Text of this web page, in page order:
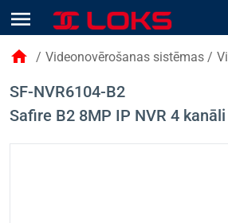
menu
home / Videonovērošanas sistēmas /
SF-NVR6104-B2
Safire B2 8MP IP NVR 4